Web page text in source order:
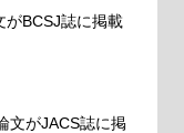
がBCSJ誌に掲載
文がJACS誌に掲